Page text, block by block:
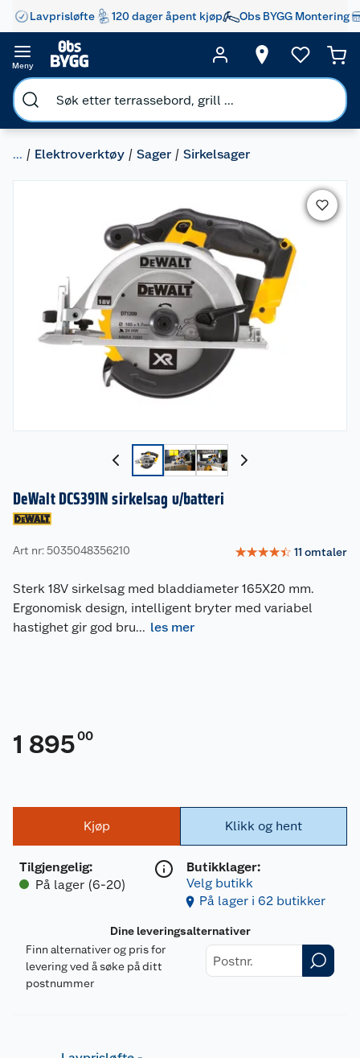
Lavprisløfte 120 dager åpent kjøp Obs BYGG Montering
Meny
... Elektroverktøy Sager Sirkelsager
DeWalt DCS391N sirkelsag u/batteri
Art nr: 5035048356210 ☆☆☆☆☆ 11 omtaler
Sterk 18V sirkelsag med bladdiameter 165X20 mm.
Ergonomisk design, intelligent bryter med variabel
hastighet gir god bru... les mer
1 89500
Kjøp
Tilgjengelig:
På lager (6-20)
Klikk og hent
Butikklager:
Velg butikk
På lager i 62 butikker
Dine leveringsalternativer
Finn alternativer og pris for
levering ved å søke på ditt
postnummer